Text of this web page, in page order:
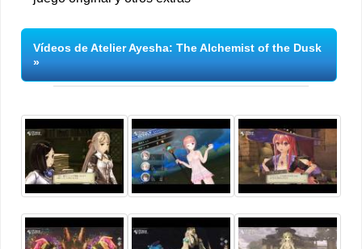
Vídeos de Atelier Ayesha: The Alchemist of the Dusk